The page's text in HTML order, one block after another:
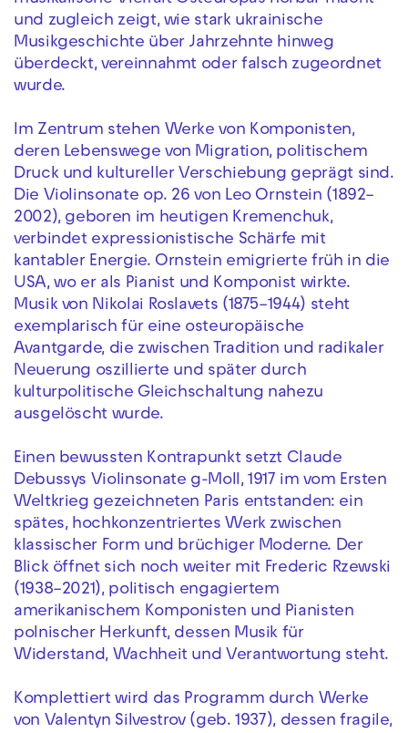
und zugleich zeigt, wie stark ukrainische
Musikgeschichte über Jahrzehnte hinweg
überdeckt, vereinnahmt oder falsch zugeordnet
wurde.
Im Zentrum stehen Werke von Komponisten,
deren Lebenswege von Migration, politischem
Druck und kultureller Verschiebung geprägt sind.
Die Violinsonate op. 26 von Leo Ornstein (1892–
2002), geboren im heutigen Kremenchuk,
verbindet expressionistische Schärfe mit
kantabler Energie. Ornstein emigrierte früh in die
USA, wo er als Pianist und Komponist wirkte.
Musik von Nikolai Roslavets (1875–1944) steht
exemplarisch für eine osteuropäische
Avantgarde, die zwischen Tradition und radikaler
Neuerung oszillierte und später durch
kulturpolitische Gleichschaltung nahezu
ausgelöscht wurde.
Einen bewussten Kontrapunkt setzt Claude
Debussys Violinsonate g-Moll, 1917 im vom Ersten
Weltkrieg gezeichneten Paris entstanden: ein
spätes, hochkonzentriertes Werk zwischen
klassischer Form und brüchiger Moderne. Der
Blick öffnet sich noch weiter mit Frederic Rzewski
(1938–2021), politisch engagiertem
amerikanischem Komponisten und Pianisten
polnischer Herkunft, dessen Musik für
Widerstand, Wachheit und Verantwortung steht.
Komplettiert wird das Programm durch Werke
von Valentyn Silvestrov (geb. 1937), dessen fragile,